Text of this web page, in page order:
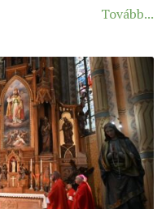
KÁNONJOGI
Tovább...